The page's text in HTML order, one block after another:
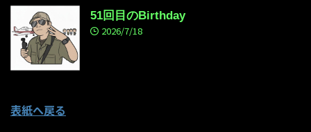
51回目のBirthday
2026/7/18
表紙へ戻る